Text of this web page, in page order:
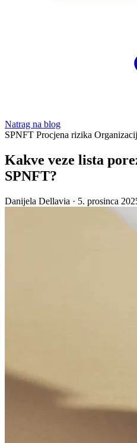
Natrag na blog
SPNFT Procjena rizika
Kakve veze lista
SPNFT?
Danijela Dellavia · 5. prosinca